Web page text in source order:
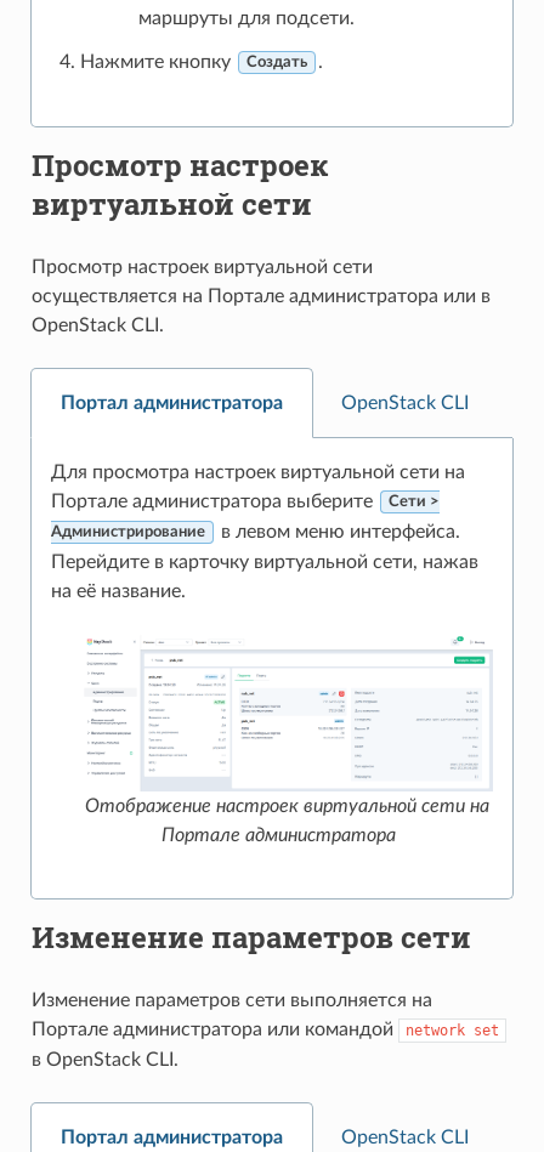
маршруты для подсети.
Нажмите кнопку Создать .
Просмотр настроек
виртуальной сети
Просмотр настроек виртуальной сети
осуществляется на Портале администратора или в
OpenStack CLI.
Портал администратора OpenStack CLI
Для просмотра настроек виртуальной сети на
Портале администратора выберите
Сети >
Администрирование
в левом меню интерфейса.
Перейдите в карточку виртуальной сети, нажав
на её название.
Отображение настроек виртуальной сети на
Портале администратора
Изменение параметров сети
Изменение параметров сети выполняется на
Портале администратора или командой
network set
в OpenStack CLI.
Портал администратора OpenStack CLI